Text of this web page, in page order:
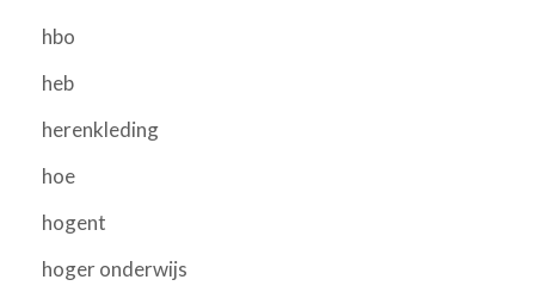
hbo
heb
herenkleding
hoe
hogent
hoger onderwijs